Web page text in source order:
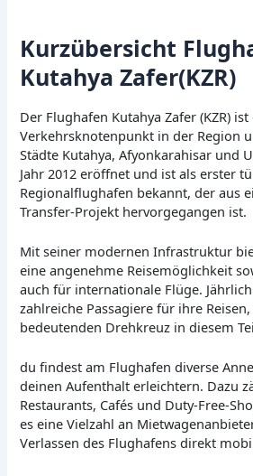
Kurzübersicht
Kutahya Zafer(KZR)
Der Flughafen Kutahya Zafer (KZR)
Verkehrsknotenpunkt in der Region
Städte Kutahya, Afyonkarahisar und
Jahr 2012 eröffnet und ist als erster
Regionalflughafen bekannt, der aus
Transfer-Projekt hervorgegangen ist.
Mit seiner modernen Infrastruktur
eine angenehme Reisemöglichkeit
auch für internationale Flüge.
zahlreiche Passagiere für ihre
bedeutenden Drehkreuz in diesem
du findest am Flughafen diverse
deinen Aufenthalt erleichtern. Dazu
Restaurants, Cafés und Duty-Free-
es eine Vielzahl an
Verlassen des Flughafens direkt